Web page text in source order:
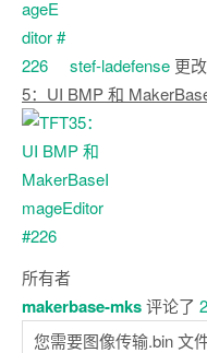
stef-ladefense 更
5：UI BMP 和
所有者
makerbase-mks评论了
您需要图像传输.bin 文